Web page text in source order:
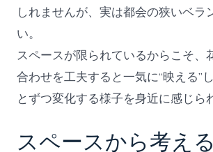
しれませんが、実は都会の狭いベラ
い。
スペースが限られているからこそ、
合わせを工夫すると一気に“映える”
とずつ変化する様子を身近に感じら
スペースから考え